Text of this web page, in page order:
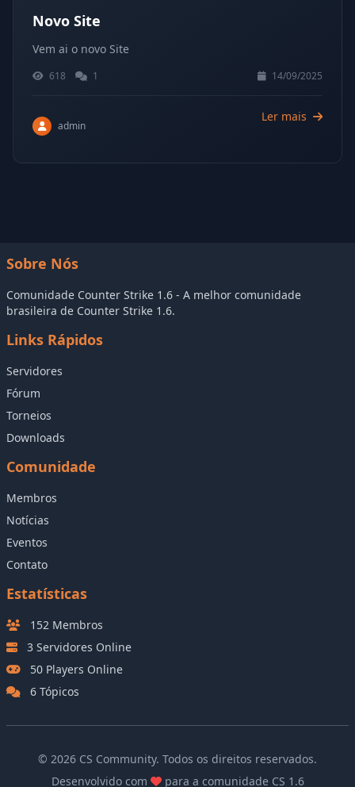
Novo Site
Vem ai o novo Site
618 1 14/09/2025
admin
Ler mais
Sobre Nós
Comunidade Counter Strike 1.6 - A melhor comunidade
brasileira de Counter Strike 1.6.
Links Rápidos
Servidores
Fórum
Torneios
Downloads
Comunidade
Membros
Notícias
Eventos
Contato
Estatísticas
152 Membros
3 Servidores Online
50 Players Online
6 Tópicos
© 2026 CS Community. Todos os direitos reservados.
Desenvolvido com
para a comunidade CS 1.6